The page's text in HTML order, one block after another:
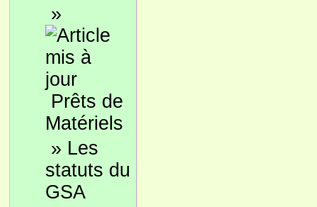
»
Prêts de
Matériels
» Les
statuts du
GSA